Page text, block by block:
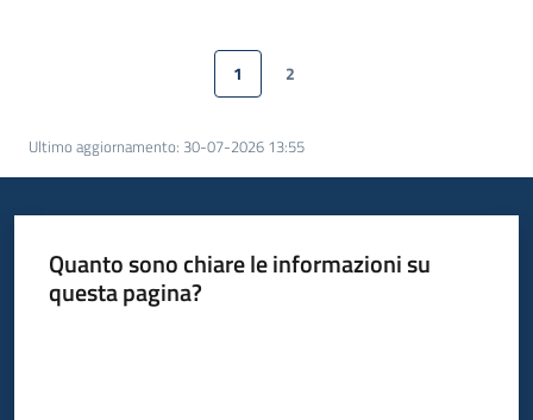
Programmi
Progetti
Pagina precedente
Pagina
1 Pagina
2
Ultimo aggiornamento: 30-07-2026 13:55
Quanto sono chiare le informazioni su
questa pagina?